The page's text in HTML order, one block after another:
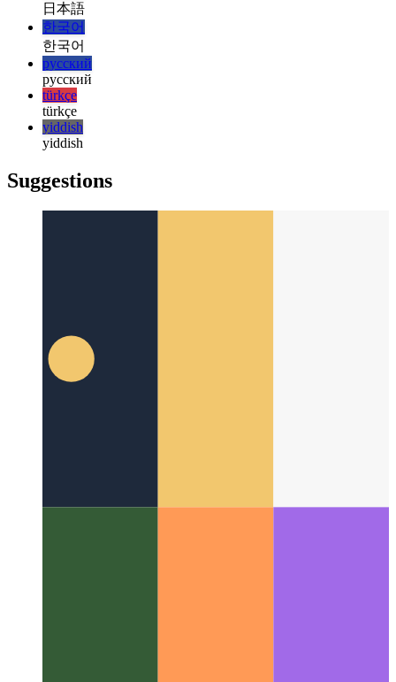
italiano
日本語
日本語
한국어
한국어
русский
русский
türkçe
türkçe
yiddish
yiddish